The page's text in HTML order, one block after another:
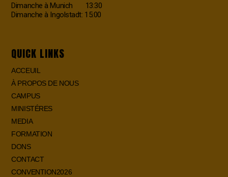
Dimanche à Munich 13:30
Dimanche à Ingolstadt: 15:00
QUICK LINKS
ACCEUIL
À PROPOS DE NOUS
CAMPUS
MINISTÉRES
MEDIA
FORMATION
DONS
CONTACT
CONVENTION2026